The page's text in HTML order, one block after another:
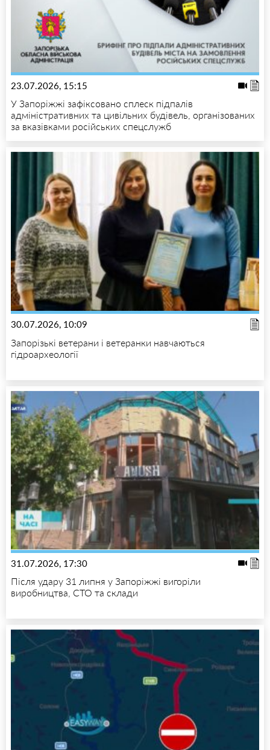
23.07.2026, 15:15
У Запоріжжі зафіксовано сплеск підпалів
адміністративних та цивільних будівель, організованих
за вказівками російських спецслужб
30.07.2026, 10:09
Запорізькі ветерани і ветеранки навчаються
гідроархеології
31.07.2026, 17:30
Після удару 31 липня у Запоріжжі вигоріли
виробництва, СТО та склади